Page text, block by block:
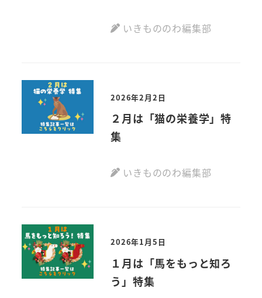
いきもののわ編集部
2026年2月2日
２月は「猫の栄養学」特
集
いきもののわ編集部
2026年1月5日
１月は「馬をもっと知ろ
う」特集